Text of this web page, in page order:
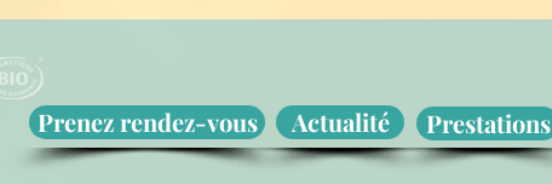
Prenez rendez-vous Actualité Prestations